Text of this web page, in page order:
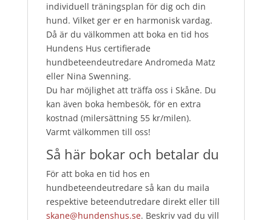
individuell träningsplan för dig och din
hund. Vilket ger er en harmonisk vardag.
Då är du välkommen att boka en tid hos
Hundens Hus certifierade
hundbeteendeutredare Andromeda Matz
eller Nina Swenning.
Du har möjlighet att träffa oss i Skåne. Du
kan även boka hembesök, för en extra
kostnad (milersättning 55 kr/milen).
Varmt välkommen till oss!
Så här bokar och betalar du
För att boka en tid hos en
hundbeteendeutredare så kan du maila
respektive beteendutredare direkt eller till
skane@hundenshus.se. Beskriv vad du vill